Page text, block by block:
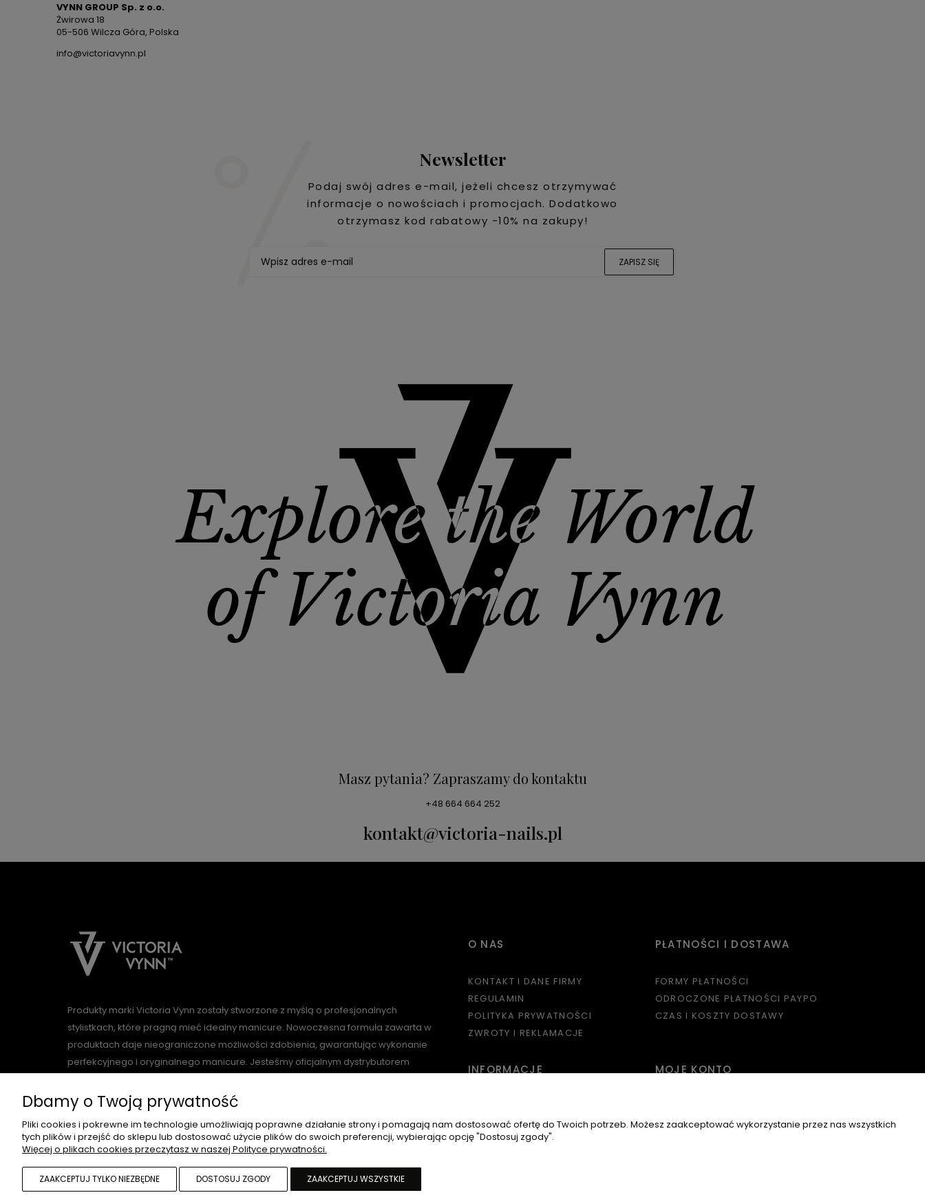
VYNN GROUP Sp. z o.o.
Żwirowa 18
05-506 Wilcza Góra, Polska
info@victoriavynn.pl
Newsletter
Podaj swój adres e-mail, jeżeli chcesz otrzymywać
informacje o nowościach i promocjach. Dodatkowo
otrzymasz kod rabatowy -10% na zakupy!
ZAPISZ SIĘ
Masz pytania? Zapraszamy do kontaktu
+48 664 664 252
kontakt@victoria-nails.pl
Produkty marki Victoria Vynn zostały stworzone z myślą o profesjonalnych
stylistkach, które pragną mieć idealny manicure. Nowoczesna formuła zawarta w
produktach daje nieograniczone możliwości zdobienia, gwarantując wykonanie
perfekcyjnego i oryginalnego manicure. Jesteśmy oficjalnym dystrybutorem
stylistkom paznokci. Z oferowanymi w naszym sklepie produktami wyczarujesz
piękny i niepowtarzalny manicure na każdą okazje.
O NAS
KONTAKT I DANE FIRMY
REGULAMIN
POLITYKA PRYWATNOŚCI
ZWROTY I REKLAMACJE
PŁATNOŚCI I DOSTAWA
FORMY PŁATNOŚCI
ODROCZONE PŁATNOŚCI PAYPO
CZAS I KOSZTY DOSTAWY
INFORMACJE
PROGRAM LOJALNOŚCIOWY
PROGRAM SALON PARTNERSKI
MOJE KONTO
USTAWIENIA KONTA
Dbamy o Twoją prywatność
Pliki cookies i pokrewne im technologie umożliwiają poprawne działanie strony i pomagają nam dostosować ofertę do Twoich potrzeb. Możesz zaakceptować wykorzystanie przez nas wszystkich
tych plików i przejść do sklepu lub dostosować użycie plików do swoich preferencji, wybierając opcję "Dostosuj zgody".
Więcej o plikach cookies przeczytasz w naszej Polityce prywatności.
ZAAKCEPTUJ TYLKO NIEZBĘDNE DOSTOSUJ ZGODY ZAAKCEPTUJ WSZYSTKIE